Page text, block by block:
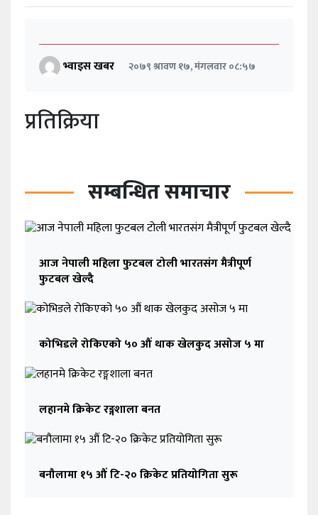
भ्वाइस खबर २०७९ श्रावण १७, मंगलवार ०८:५७
प्रतिक्रिया
सम्बन्धित समाचार
आज नेपाली महिला फुटबल टोली भारतसंग मैत्रीपूर्ण
फुटबल खेल्दै
कोभिडले रोकिएको ५० औं थाक खेलकुद असोज ५ मा
लहानमे क्रिकेट रङ्गशाला बनत
बनौलामा १५ औं टि-२० क्रिकेट प्रतियोगिता सुरू